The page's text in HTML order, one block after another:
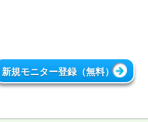
新規モニター登録（無料）